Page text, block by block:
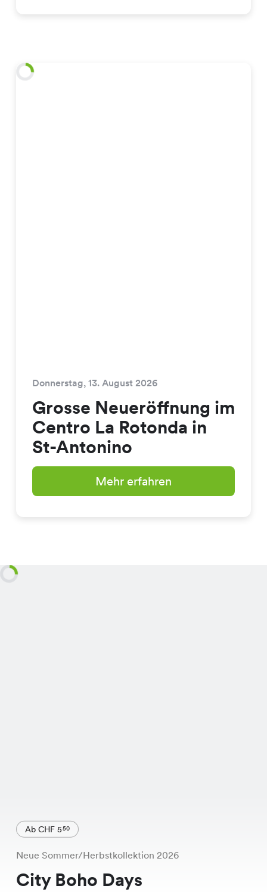
Donnerstag, 13. August 2026
Grosse Neueröffnung im
Centro La Rotonda in
St-Antonino
Mehr erfahren
Ab CHF 550
Neue Sommer/Herbstkollektion 2026
City Boho Days